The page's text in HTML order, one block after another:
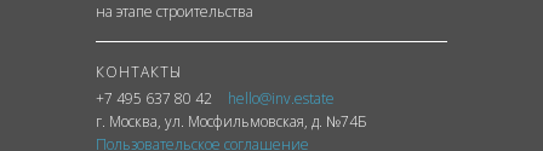
на этапе строительства
КОНТАКТЫ
+7 495 637 80 42
hello@inv.estate
г. Москва, ул. Мосфильмовская, д. №74Б
Пользовательское соглашение